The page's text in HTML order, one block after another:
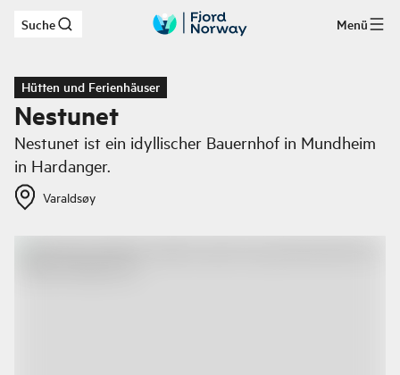
Zum Hauptinhalt
Suche Menü
Hütten und Ferienhäuser
Nestunet
Nestunet ist ein idyllischer Bauernhof in Mundheim
in Hardanger.
Varaldsøy